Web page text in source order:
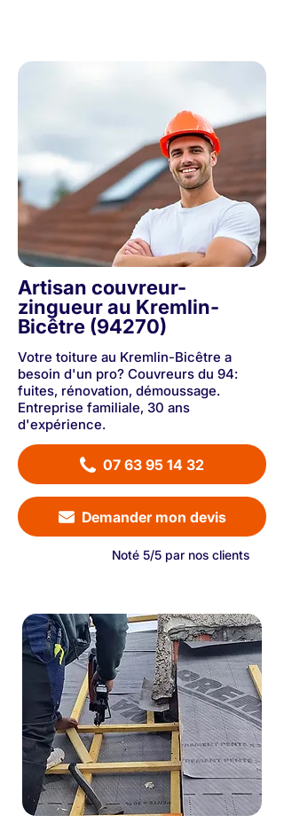
Artisan couvreur-
zingueur au Kremlin-
Bicêtre (94270)
Votre toiture au Kremlin-Bicêtre a
besoin d'un pro? Couvreurs du 94:
fuites, rénovation, démoussage.
Entreprise familiale, 30 ans
d'expérience.
07 63 95 14 32
Demander mon devis
Noté 5/5 par nos clients